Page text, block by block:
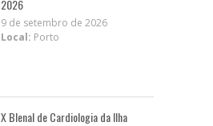
2026
9 de setembro de 2026
Local: Porto
X BIenal de Cardiologia da Ilha